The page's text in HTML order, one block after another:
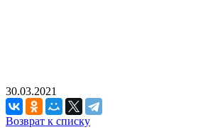
30.03.2021
Возврат к списку